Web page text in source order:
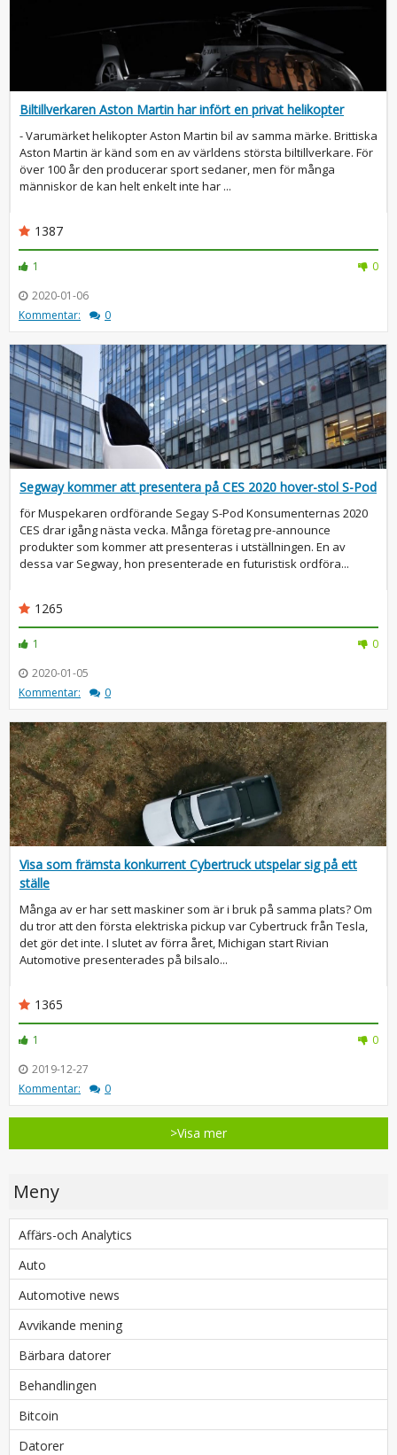
Biltillverkaren Aston Martin har infört en privat helikopter
- Varumärket helikopter Aston Martin bil av samma märke. Brittiska
Aston Martin är känd som en av världens största biltillverkare. För
över 100 år den producerar sport sedaner, men för många
människor de kan helt enkelt inte har ...
1387
1
0
2020-01-06
Kommentar:
0
Segway kommer att presentera på CES 2020 hover-stol S-Pod
för Muspekaren ordförande Segay S-Pod Konsumenternas 2020
CES drar igång nästa vecka. Många företag pre-announce
produkter som kommer att presenteras i utställningen. En av
dessa var Segway, hon presenterade en futuristisk ordföra...
1265
1
0
2020-01-05
Kommentar:
0
Visa som främsta konkurrent Cybertruck utspelar sig på ett
ställe
Många av er har sett maskiner som är i bruk på samma plats? Om
du tror att den första elektriska pickup var Cybertruck från Tesla,
det gör det inte. I slutet av förra året, Michigan start Rivian
Automotive presenterades på bilsalo...
1365
1
0
2019-12-27
Kommentar:
0
>Visa mer
Meny
Affärs-och Analytics
Auto
Automotive news
Avvikande mening
Bärbara datorer
Behandlingen
Bitcoin
Datorer